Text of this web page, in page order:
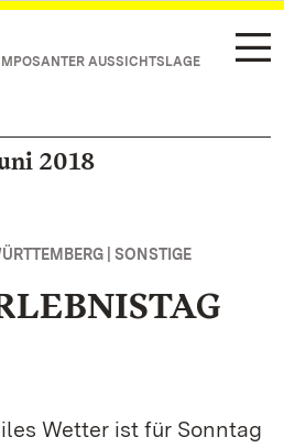
AUSSICHTSLAGE
2018
| SONSTIGE
Wetter ist für Sonntag